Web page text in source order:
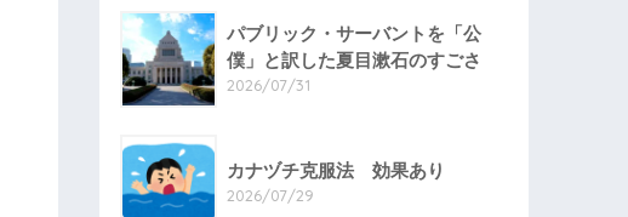
パブリック・サーバントを「公
僕」と訳した夏目漱石のすごさ
2026/07/31
カナヅチ克服法 効果あり
2026/07/29